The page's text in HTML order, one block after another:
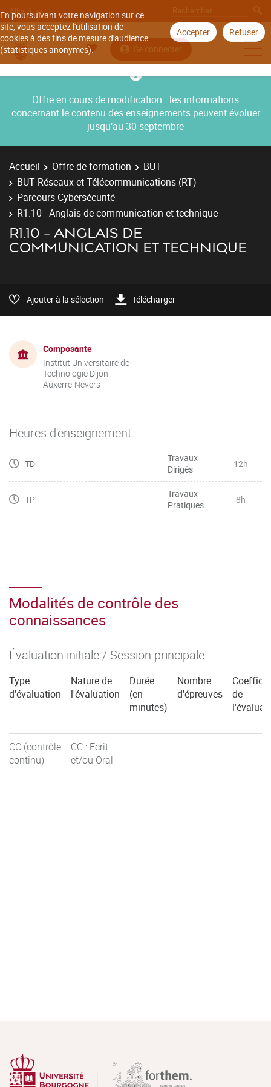
En poursuivant votre navigation sur ce
site, vous acceptez l'utilisation de
cookies à des fins de mesure d'audience
(statistiques anonymes).
Accepter Refuser
Aller à
Se connecter
Offre en cours de modification : les informations
concernant le contenu des enseignements peuvent évoluer
jusqu’au 30 septembre
Accueil Offre de formation
BUT
BUT Réseaux et Télécommunications (RT)
Parcours Cybersécurité
R1.10 - Anglais de communication et technique
R1.10 - ANGLAIS DE
COMMUNICATION ET TECHNIQUE
Ajouter à la sélection Télécharger
Composante
Institut Universitaire de
Technologie Dijon-
Auxerre-Nevers
Heures d'enseignement
TD
Travaux
Dirigés
12h
TP
Travaux
Pratiques
8h
Modalités de contrôle des
connaissances
Évaluation initiale / Session principale
Type
d'évaluation
Nature de
l'évaluation
Durée
(en
minutes)
Nombre
d'épreuves
de
CC (contrôle
continu)
CC : Ecrit
et/ou Oral